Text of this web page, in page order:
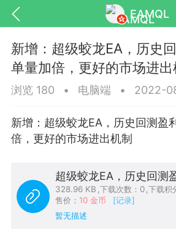
EAMQL
匿名树洞 发起挑战 幸
Lv.9 神隐会员 靓号
EA+
电脑端 趋势
狼行黄金一次一单1.1你们期待
新增：超级蛟龙EA，历史
单量加倍，更好的市场进出
浏览 180 • 电脑端 • 2022-
新增：超级蛟龙EA，历史回测盈
倍，更好的市场进出机制
328.96 KB ,下载次数：0 ,下载积
售价： 10 金币
[记录]
暂无描述